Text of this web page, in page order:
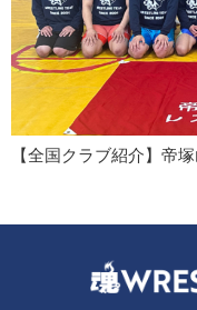
【全国クラブ紹介】帝